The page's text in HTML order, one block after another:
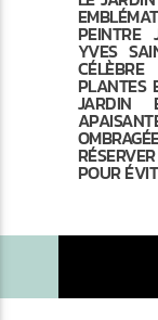
PEINTRE
YVES
PLANTES
JARDIN
POUR